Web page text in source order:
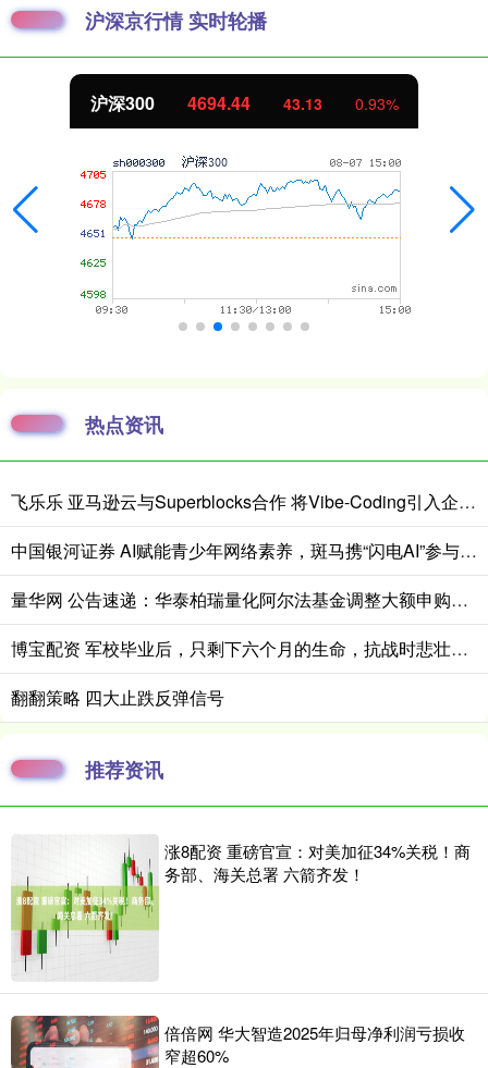
沪深京行情 实时轮播
北证50 1134.24 11.37 1.01%
热点资讯
飞乐乐 亚马逊云与Superblocks合作 将Vibe-Coding引入企业私有云
中国银河证券 AI赋能青少年网络素养，斑马携“闪电AI”参与广州未成年人安全保护主题活动
量华网 公告速递：华泰柏瑞量化阿尔法基金调整大额申购业务
博宝配资 军校毕业后，只剩下六个月的生命，抗战时悲壮的中国空军
翻翻策略 四大止跌反弹信号
推荐资讯
涨8配资 重磅官宣：对美加征34%关税！商
务部、海关总署 六箭齐发！
倍倍网 华大智造2025年归母净利润亏损收
窄超60%